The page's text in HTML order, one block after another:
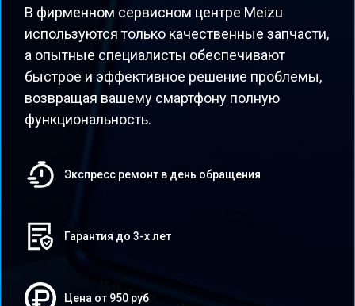
В фирменном сервисном центре Meizu
используются только качественные запчасти,
а опытные специалисты обеспечивают
быстрое и эффективное решение проблемы,
возвращая вашему смартфону полную
функциональность.
Экспресс ремонт в день обращения
Гарантия до 3-х лет
Цена от 950 руб